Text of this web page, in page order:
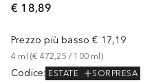
€ 18,89
Prezzo più basso € 17,19
4 ml (€ 472,25 / 100 ml )
Codice: ESTATE SORPRESA